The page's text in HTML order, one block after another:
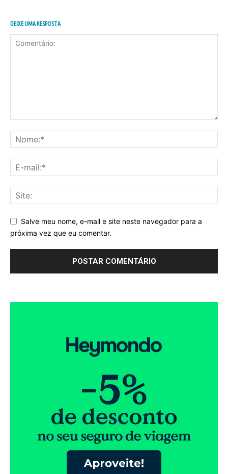
DEIXE UMA RESPOSTA
Salve meu nome, e-mail e site neste navegador para a
próxima vez que eu comentar.